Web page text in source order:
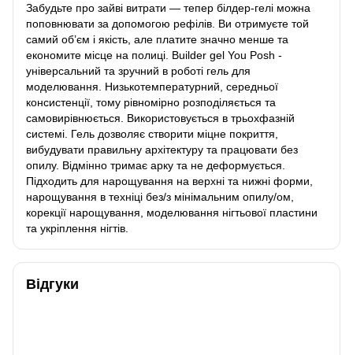
Забудьте про зайві витрати — тепер білдер-гелі можна
поповнювати за допомогою рефілів. Ви отримуєте той
самий об’єм і якість, але платите значно менше та
економите місце на полиці. Builder gel You Posh -
універсальний та зручний в роботі гель для
моделювання. Низькотемпературний, середньої
консистенції, тому рівномірно розподіляється та
самовирівнюється. Використовується в трьохфазній
системі. Гель дозволяє створити міцне покриття,
вибудувати правильну архітектуру та працювати без
опилу. Відмінно тримає арку та не деформується.
Підходить для нарощування на верхні та нижні форми,
нарощування в техніці без/з мінімальним опилу/ом,
корекції нарощування, моделювання нігтьової пластини
та укріплення нігтів.
Відгуки